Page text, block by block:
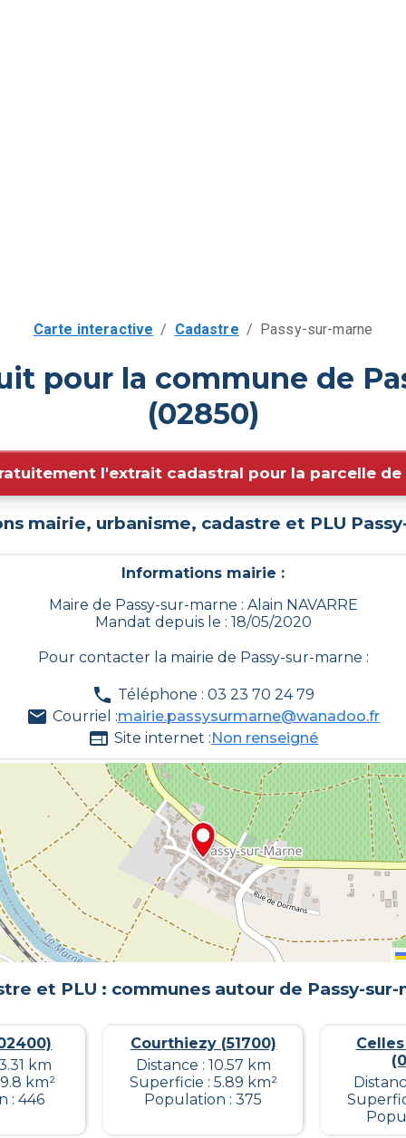
Carte interactive / Cadastre / Passy-sur-marne
pour la commune de
(02850)
l'extrait cadastral pour la parcelle de
mairie, urbanisme, cadastre et PLU
Informations mairie :
Maire de Passy-sur-marne : Alain NAVARRE
Mandat depuis le : 18/05/2020
Pour contacter la mairie de Passy-sur-marne :
Téléphone : 03 23 70 24 79
Courriel :mairie.passysurmarne@wanadoo.fr
Site internet :Non renseigné
et PLU : communes autour de Passy-
km
km²
: 446
Courthiezy (51700)
Distance : 10.57 km
Superficie : 5.89 km²
Population : 375